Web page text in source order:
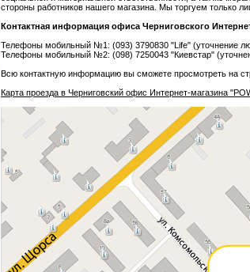
стороны работников нашего магазина. Мы торгуем только
Контактная информация офиса Черниговского
Телефоны мобильный №1: (093) 3790830 "Life" (уточнение
Телефоны мобильный №2: (098) 7250043 "Киевстар"
Всю контактную информацию вы сможете просмотреть на
Карта проезда в Черниговский офис Интернет-магазина